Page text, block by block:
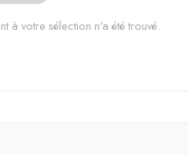
à votre sélection n'a été trouvé.